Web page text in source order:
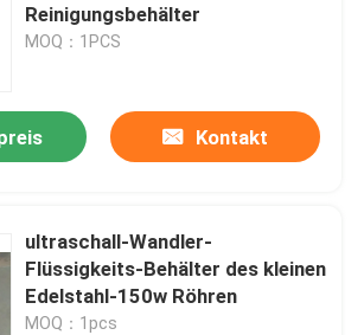
Reinigungsbehälter
MOQ：1PCS
Kontakt
ultraschall-Wandler-
Flüssigkeits-Behälter des kleinen
Edelstahl-150w Röhren
MOQ：1pcs